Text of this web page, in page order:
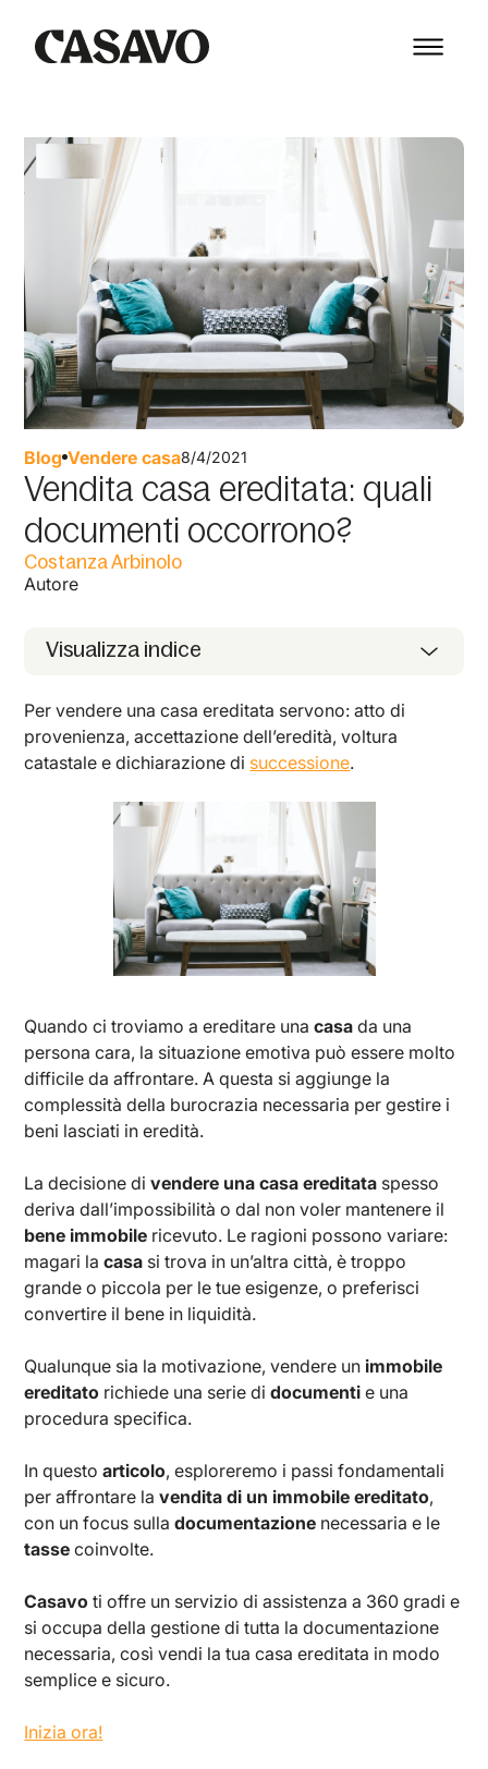
Blog Vendere casa8/4/2021
Vendita casa ereditata: quali
documenti occorrono?
Costanza Arbinolo
Autore
Visualizza indice
Per vendere una casa ereditata servono: atto di
provenienza, accettazione dell’eredità, voltura
catastale e dichiarazione di successione.
Quando ci troviamo a ereditare unacasa da una
persona cara, la situazione emotiva può essere molto
difficile da affrontare. A questa si aggiunge la
complessità della burocrazia necessaria per gestire i
beni lasciati in eredità.
La decisione divendere una casa ereditata spesso
deriva dall’impossibilità o dal non voler mantenere il
bene immobile ricevuto. Le ragioni possono variare:
magari lacasa si trova in un’altra città, è troppo
grande o piccola per le tue esigenze, o preferisci
convertire il bene in liquidità.
Qualunque sia la motivazione, vendere un immobile
ereditato richiede una serie didocumenti e una
procedura specifica.
In questoarticolo, esploreremo i passi fondamentali
per affrontare lavendita di un immobile ereditato,
con un focus sulladocumentazione necessaria e le
tasse coinvolte.
Casavo ti offre un servizio di assistenza a 360 gradi e
si occupa della gestione di tutta la documentazione
necessaria, così vendi la tua casa ereditata in modo
semplice e sicuro.
Inizia ora!